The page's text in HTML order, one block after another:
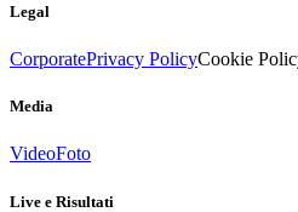
Legal
CorporatePrivacy PolicyCookie
Media
VideoFoto
Live e Risultati